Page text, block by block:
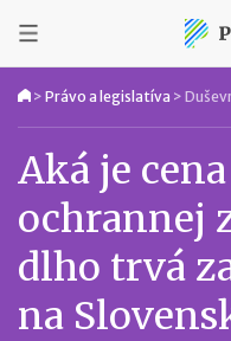
> Právo a legislatíva >
Aká je
ochrannej
dlho trvá
na